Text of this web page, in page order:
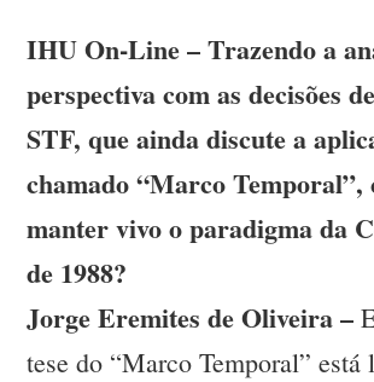
IHU On-Line – Trazendo a
perspectiva com as decisões
STF, que ainda discute a
chamado “Marco Temporal”,
manter vivo o paradigma da
de 1988?
Jorge Eremites de Oliveira –
tese do “Marco Temporal” está